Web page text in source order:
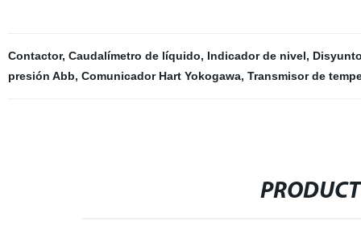
Contactor, Caudalímetro de líquido, Indicador de nivel,
presión Abb, Comunicador Hart Yokogawa, Transmisor de